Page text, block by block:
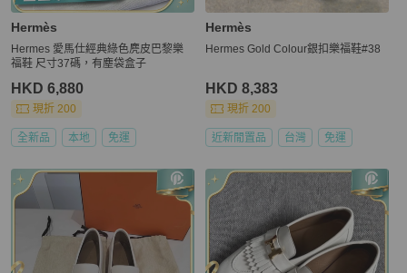
Hermès
Hermes 愛馬仕經典綠色麂皮巴黎樂
福鞋 尺寸37碼，有塵袋盒子
HKD 6,880
現折 200
全新品 本地 免運
Hermès
Hermes Gold Colour銀扣樂福鞋#38
HKD 8,383
現折 200
近新閒置品 台灣 免運